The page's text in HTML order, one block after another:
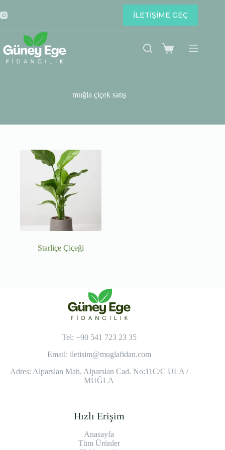
to
content
İLETİŞİME GEÇ
Shopping
muğla çiçek satış
Starliçe Çiçeği
Tel: +90 541 723 23 35
Email: iletisim@muglafidan.com
Adres: Alparslan Mah. Alparslan Cad. No:11C/C ULA /
MUĞLA
Hızlı Erişim
Anasayfa
Tüm Ürünler